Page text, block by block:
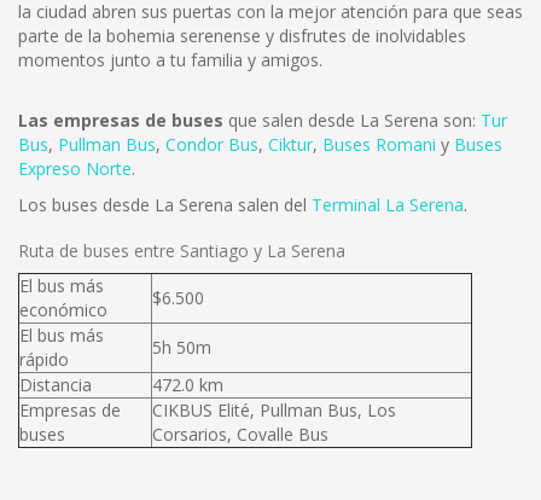
la ciudad abren sus puertas con la mejor atención para que seas
parte de la bohemia serenense y disfrutes de inolvidables
momentos junto a tu familia y amigos.
Las empresas de buses que salen desde La Serena son: Tur
Bus, Pullman Bus, Condor Bus, Ciktur, Buses Romani y Buses
Expreso Norte.
Los buses desde La Serena salen del Terminal La Serena.
Ruta de buses entre Santiago y La Serena
El bus más
económico
$6.500
El bus más
rápido
5h 50m
Distancia
472.0 km
Empresas de
buses
CIKBUS Elité, Pullman Bus, Los
Corsarios, Covalle Bus